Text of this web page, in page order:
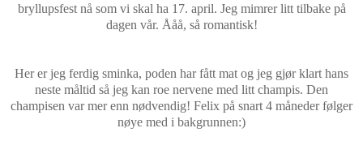
bryllupsfest nå som vi skal ha 17. april. Jeg mimrer litt tilbake på
dagen vår. Ååå, så romantisk!
Her er jeg ferdig sminka, poden har fått mat og jeg gjør klart hans
neste måltid så jeg kan roe nervene med litt champis. Den
champisen var mer enn nødvendig! Felix på snart 4 måneder følger
nøye med i bakgrunnen:)